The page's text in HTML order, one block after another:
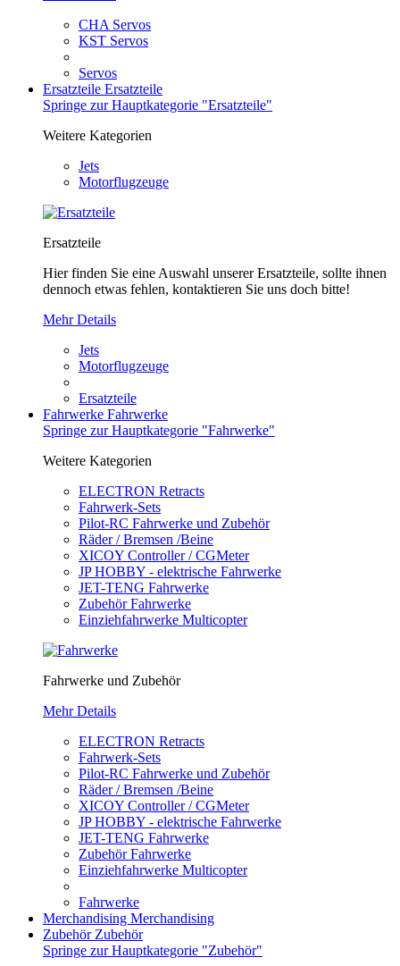
CHA Servos
KST Servos
Servos
Ersatzteile Ersatzteile
Springe zur Hauptkategorie "Ersatzteile"
Weitere Kategorien
Jets
Motorflugzeuge
Ersatzteile
Hier finden Sie eine Auswahl unserer Ersatzteile, sollte ihnen
dennoch etwas fehlen, kontaktieren Sie uns doch bitte!
Mehr Details
Jets
Motorflugzeuge
Ersatzteile
Fahrwerke Fahrwerke
Springe zur Hauptkategorie "Fahrwerke"
Weitere Kategorien
ELECTRON Retracts
Fahrwerk-Sets
Pilot-RC Fahrwerke und Zubehör
Räder / Bremsen /Beine
XICOY Controller / CGMeter
JP HOBBY - elektrische Fahrwerke
JET-TENG Fahrwerke
Zubehör Fahrwerke
Einziehfahrwerke Multicopter
Fahrwerke und Zubehör
Mehr Details
ELECTRON Retracts
Fahrwerk-Sets
Pilot-RC Fahrwerke und Zubehör
Räder / Bremsen /Beine
XICOY Controller / CGMeter
JP HOBBY - elektrische Fahrwerke
JET-TENG Fahrwerke
Zubehör Fahrwerke
Einziehfahrwerke Multicopter
Fahrwerke
Merchandising Merchandising
Zubehör Zubehör
Springe zur Hauptkategorie "Zubehör"